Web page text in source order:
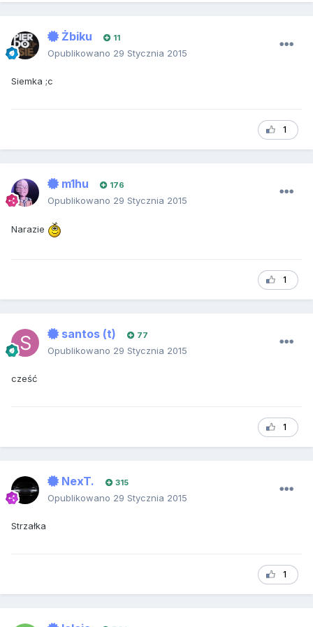
Żbiku 11
Opublikowano 29 Stycznia 2015
Siemka ;c
1
m1hu 176
Opublikowano 29 Stycznia 2015
Narazie
1
santos (t) 77
Opublikowano 29 Stycznia 2015
cześć
1
NexT. 315
Opublikowano 29 Stycznia 2015
Strzałka
1